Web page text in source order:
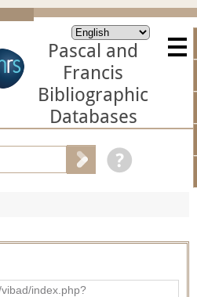
Pascal and
Francis
Bibliographic
Databases
index.php?